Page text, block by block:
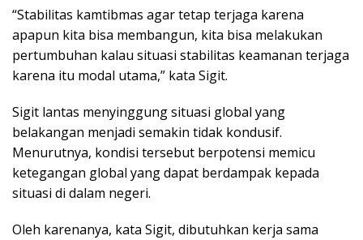
“Stabilitas kamtibmas agar tetap terjaga karena
apapun kita bisa membangun, kita bisa melakukan
pertumbuhan kalau situasi stabilitas keamanan terjaga
karena itu modal utama,” kata Sigit.
Sigit lantas menyinggung situasi global yang
belakangan menjadi semakin tidak kondusif.
Menurutnya, kondisi tersebut berpotensi memicu
ketegangan global yang dapat berdampak kepada
situasi di dalam negeri.
Oleh karenanya, kata Sigit, dibutuhkan kerja sama